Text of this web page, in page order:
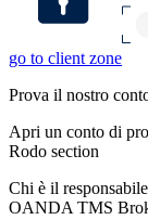
go to client zone
Prova il nostro
Apri un conto di
Rodo section
Chi è il
OANDA TMS